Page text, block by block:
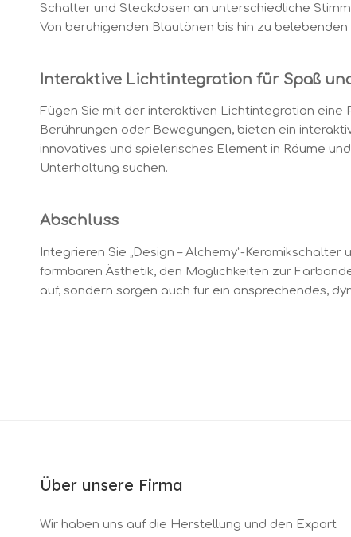
Schalter und Steckdosen an unterschiedliche
Von beruhigenden Blautönen bis hin zu
Interaktive Lichtintegration für Spaß
Fügen Sie mit der interaktiven Lichtintegration eine
Berührungen oder Bewegungen, bieten ein
innovatives und spielerisches Element in Räume
Unterhaltung suchen.
Abschluss
Integrieren Sie „Design – Alchemy“-
formbaren Ästhetik, den Möglichkeiten zur
auf, sondern sorgen auch für ein ansprechendes,
Über unsere Firma
Wir haben uns auf die Herstellung und den Export